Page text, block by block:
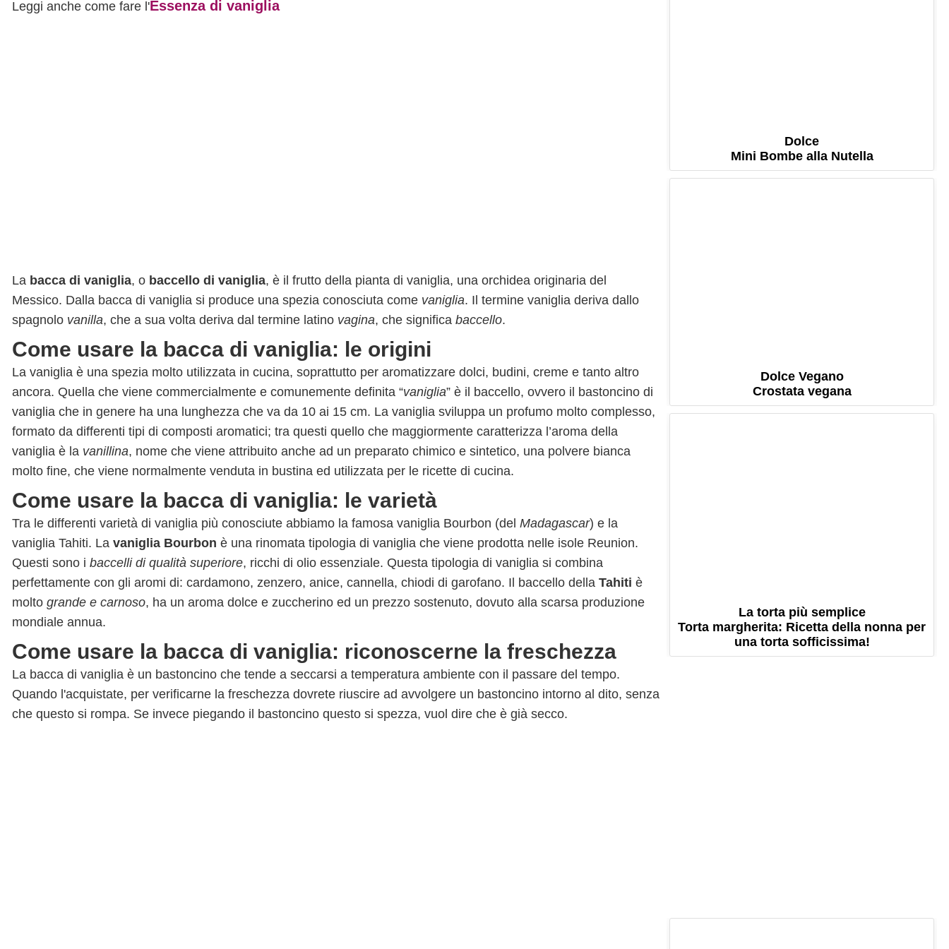
Leggi anche come fare l'Essenza di vaniglia
La bacca di vaniglia, o baccello di vaniglia, è il frutto della pianta di vaniglia, una orchidea originaria del
Messico. Dalla bacca di vaniglia si produce una spezia conosciuta come vaniglia. Il termine vaniglia deriva dallo
spagnolo vanilla, che a sua volta deriva dal termine latino vagina, che significa baccello.
Come usare la bacca di vaniglia: le origini
La vaniglia è una spezia molto utilizzata in cucina, soprattutto per aromatizzare dolci, budini, creme e tanto altro
ancora. Quella che viene commercialmente e comunemente definita “vaniglia” è il baccello, ovvero il bastoncino di
vaniglia che in genere ha una lunghezza che va da 10 ai 15 cm. La vaniglia sviluppa un profumo molto complesso,
formato da differenti tipi di composti aromatici; tra questi quello che maggiormente caratterizza l’aroma della
vaniglia è la vanillina, nome che viene attribuito anche ad un preparato chimico e sintetico, una polvere bianca
molto fine, che viene normalmente venduta in bustina ed utilizzata per le ricette di cucina.
Come usare la bacca di vaniglia: le varietà
Tra le differenti varietà di vaniglia più conosciute abbiamo la famosa vaniglia Bourbon (del Madagascar) e la
vaniglia Tahiti. La vaniglia Bourbon è una rinomata tipologia di vaniglia che viene prodotta nelle isole Reunion.
Questi sono i baccelli di qualità superiore, ricchi di olio essenziale. Questa tipologia di vaniglia si combina
perfettamente con gli aromi di: cardamono, zenzero, anice, cannella, chiodi di garofano. Il baccello della Tahiti è
molto grande e carnoso, ha un aroma dolce e zuccherino ed un prezzo sostenuto, dovuto alla scarsa produzione
mondiale annua.
Come usare la bacca di vaniglia: riconoscerne la freschezza
La bacca di vaniglia è un bastoncino che tende a seccarsi a temperatura ambiente con il passare del tempo.
Quando l'acquistate, per verificarne la freschezza dovrete riuscire ad avvolgere un bastoncino intorno al dito, senza
che questo si rompa. Se invece piegando il bastoncino questo si spezza, vuol dire che è già secco.
Dolce
Mini Bombe alla Nutella
Dolce Vegano
Crostata vegana
La torta più semplice
Torta margherita: Ricetta della nonna per
una torta sofficissima!